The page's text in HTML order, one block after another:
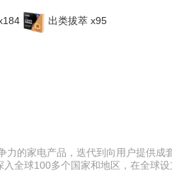
出类拔萃 x95
的家电产品，迭代到向用户提供成
全球100多个国家和地区，在全球